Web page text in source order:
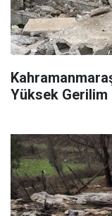
Yüksek Gerilim